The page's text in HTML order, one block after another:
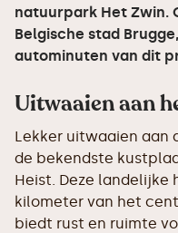
natuurpark Het Zwin.
Belgische stad
autominuten van dit
Uitwaaien aan
Lekker uitwaaien aan
de bekendste
Heist. Deze landelijke
kilometer van het
biedt rust en ruimte